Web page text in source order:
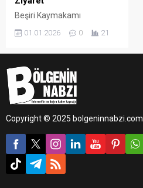
Beşiri Kaymakamı
son gecesinde görevleri
ve İlçe Özel İdare
personelini ziyaret ederek
yeni yıl öncesinde moral
01.01.2026 0 21
Copyright © 2025 bolgeninnabzi.com